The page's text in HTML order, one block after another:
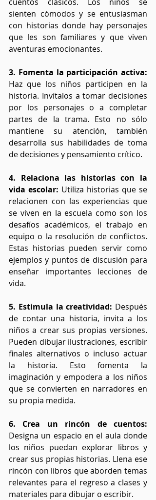
sienten cómodos y se entusiasman
con historias donde hay personajes
que les son familiares y que viven
aventuras emocionantes.
3. Fomenta la participación activa:
Haz que los niños participen en la
historia. Invítalos a tomar decisiones
por los personajes o a completar
partes de la trama. Esto no sólo
mantiene su atención, también
desarrolla sus habilidades de toma
de decisiones y pensamiento crítico.
4. Relaciona las historias con la
vida escolar: Utiliza historias que se
relacionen con las experiencias que
se viven en la escuela como son los
desafíos académicos, el trabajo en
equipo o la resolución de conflictos.
Estas historias pueden servir como
ejemplos y puntos de discusión para
enseñar importantes lecciones de
vida.
5. Estimula la creatividad: Después
de contar una historia, invita a los
niños a crear sus propias versiones.
Pueden dibujar ilustraciones, escribir
finales alternativos o incluso actuar
la historia. Esto fomenta la
imaginación y empodera a los niños
que se convierten en narradores en
su propia medida.
6. Crea un rincón de cuentos:
Designa un espacio en el aula donde
los niños puedan explorar libros y
crear sus propias historias. Llena ese
rincón con libros que aborden temas
relevantes para el regreso a clases y
materiales para dibujar o escribir.